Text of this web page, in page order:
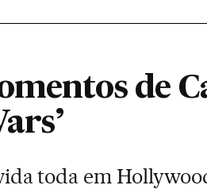
de
toda em